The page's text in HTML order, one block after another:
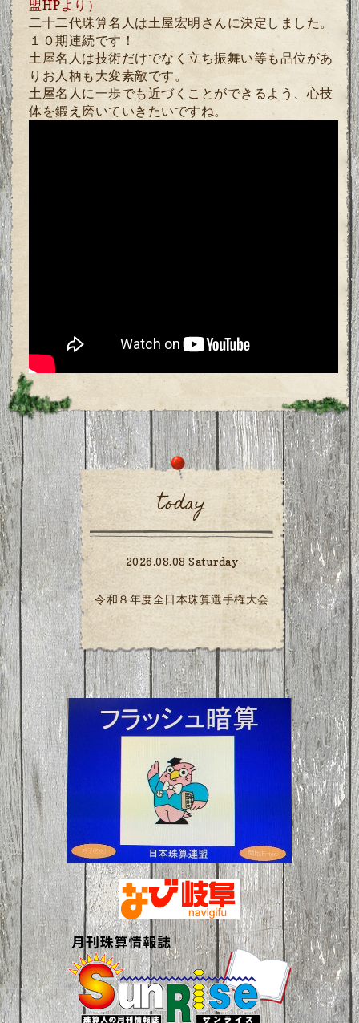
盟HPより）
二十二代珠算名人は土屋宏明さんに決定しました。
１０期連続です！
土屋名人は技術だけでなく立ち振舞い等も品位があ
りお人柄も大変素敵です。
土屋名人に一歩でも近づくことができるよう、心技
体を鍛え磨いていきたいですね。
today
2026.08.08 Saturday
令和８年度全日本珠算選手権大会